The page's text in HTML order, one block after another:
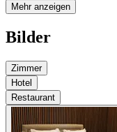
Mehr anzeigen
Bilder
Zimmer
Hotel
Restaurant